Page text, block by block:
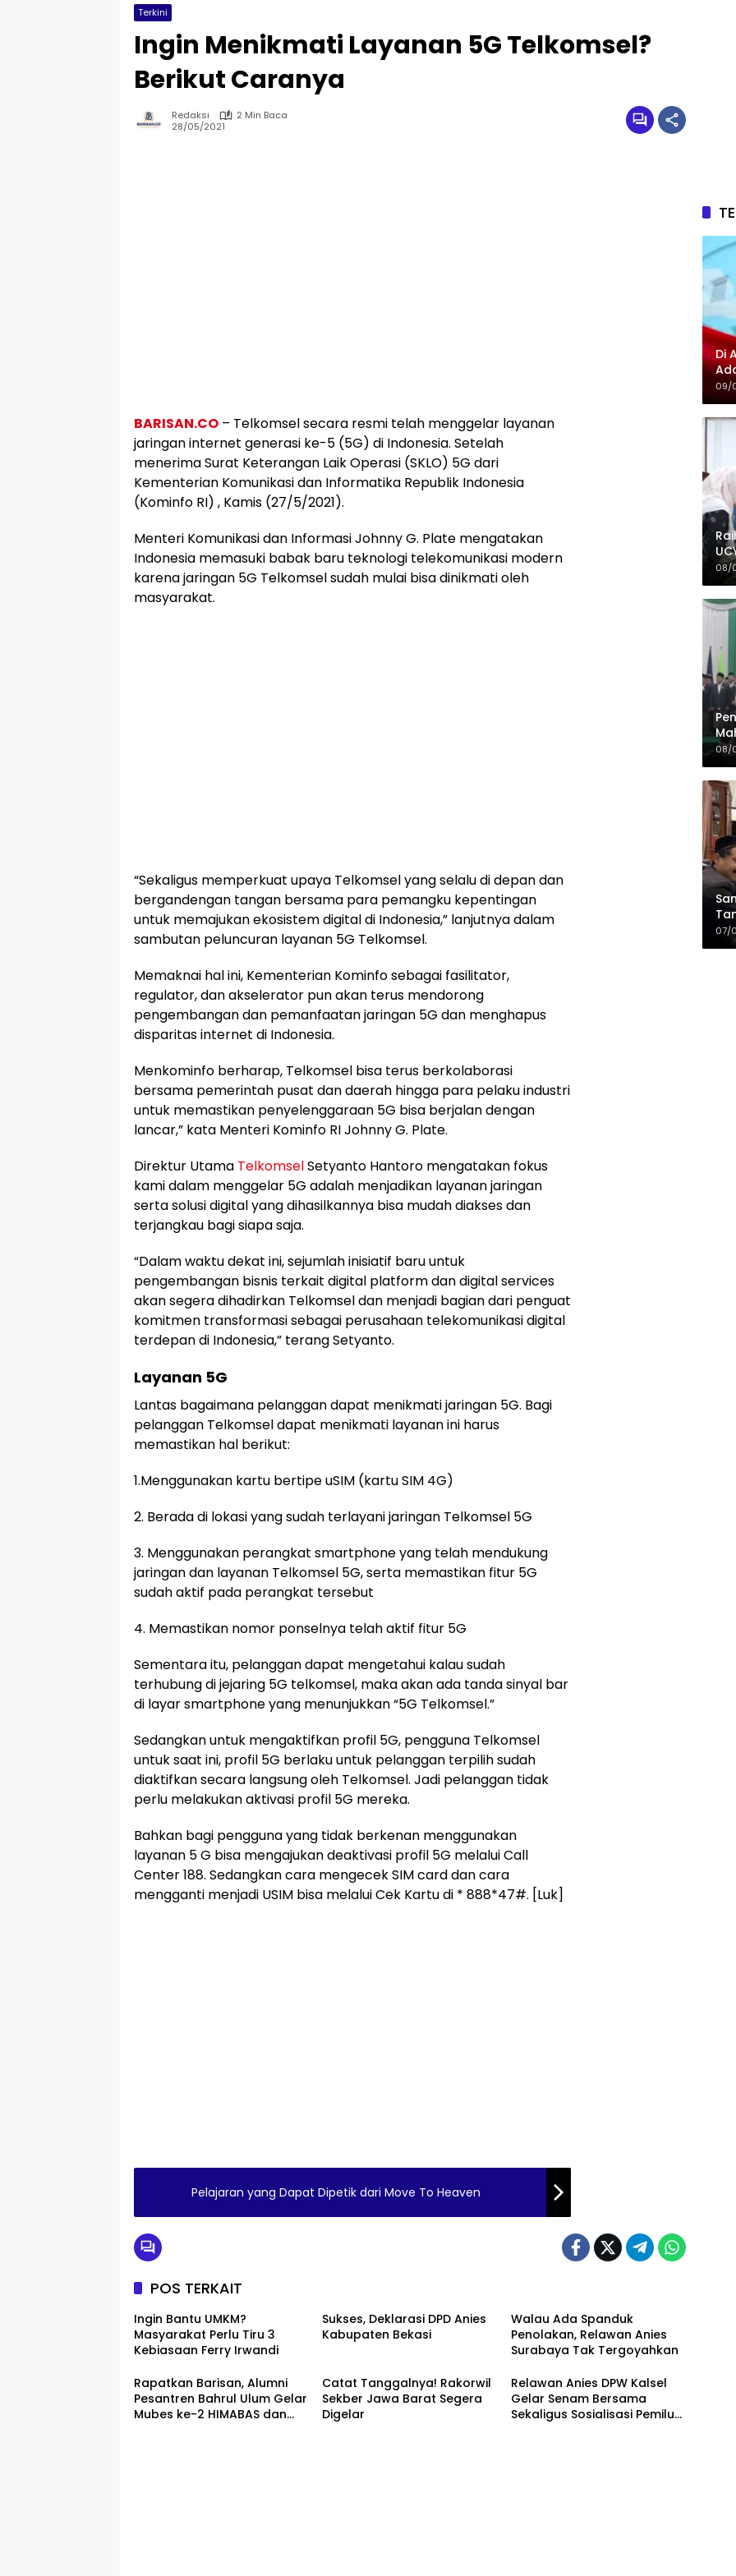
Terkini
Ingin Menikmati Layanan 5G Telkomsel?
Berikut Caranya
Redaksi
2 Min Baca
28/05/2021
BARISAN.CO – Telkomsel secara resmi telah menggelar layanan
jaringan internet generasi ke-5 (5G) di Indonesia. Setelah
menerima Surat Keterangan Laik Operasi (SKLO) 5G dari
Kementerian Komunikasi dan Informatika Republik Indonesia
(Kominfo RI) , Kamis (27/5/2021).
Menteri Komunikasi dan Informasi Johnny G. Plate mengatakan
Indonesia memasuki babak baru teknologi telekomunikasi modern
karena jaringan 5G Telkomsel sudah mulai bisa dinikmati oleh
masyarakat.
“Sekaligus memperkuat upaya Telkomsel yang selalu di depan dan
bergandengan tangan bersama para pemangku kepentingan
untuk memajukan ekosistem digital di Indonesia,” lanjutnya dalam
sambutan peluncuran layanan 5G Telkomsel.
Memaknai hal ini, Kementerian Kominfo sebagai fasilitator,
regulator, dan akselerator pun akan terus mendorong
pengembangan dan pemanfaatan jaringan 5G dan menghapus
disparitas internet di Indonesia.
Menkominfo berharap, Telkomsel bisa terus berkolaborasi
bersama pemerintah pusat dan daerah hingga para pelaku industri
untuk memastikan penyelenggaraan 5G bisa berjalan dengan
lancar,” kata Menteri Kominfo RI Johnny G. Plate.
Direktur Utama TelkomselSetyanto Hantoro mengatakan fokus
kami dalam menggelar 5G adalah menjadikan layanan jaringan
serta solusi digital yang dihasilkannya bisa mudah diakses dan
terjangkau bagi siapa saja.
“Dalam waktu dekat ini, sejumlah inisiatif baru untuk
pengembangan bisnis terkait digital platform dan digital services
akan segera dihadirkan Telkomsel dan menjadi bagian dari penguat
komitmen transformasi sebagai perusahaan telekomunikasi digital
terdepan di Indonesia,” terang Setyanto.
Layanan 5G
Lantas bagaimana pelanggan dapat menikmati jaringan 5G. Bagi
pelanggan Telkomsel dapat menikmati layanan ini harus
memastikan hal berikut:
1.Menggunakan kartu bertipe uSIM (kartu SIM 4G)
2. Berada di lokasi yang sudah terlayani jaringan Telkomsel 5G
3. Menggunakan perangkat smartphone yang telah mendukung
jaringan dan layanan Telkomsel 5G, serta memastikan fitur 5G
sudah aktif pada perangkat tersebut
4. Memastikan nomor ponselnya telah aktif fitur 5G
Sementara itu, pelanggan dapat mengetahui kalau sudah
terhubung di jejaring 5G telkomsel, maka akan ada tanda sinyal bar
di layar smartphone yang menunjukkan “5G Telkomsel.”
Sedangkan untuk mengaktifkan profil 5G, pengguna Telkomsel
untuk saat ini, profil 5G berlaku untuk pelanggan terpilih sudah
diaktifkan secara langsung oleh Telkomsel. Jadi pelanggan tidak
perlu melakukan aktivasi profil 5G mereka.
Bahkan bagi pengguna yang tidak berkenan menggunakan
layanan 5 G bisa mengajukan deaktivasi profil 5G melalui Call
Center 188. Sedangkan cara mengecek SIM card dan cara
mengganti menjadi USIM bisa melalui Cek Kartu di * 888*47#. [Luk]
Pelajaran yang Dapat Dipetik dari Move To Heaven
POS TERKAIT
Ingin Bantu UMKM?
Masyarakat Perlu Tiru 3
Kebiasaan Ferry Irwandi
Sukses, Deklarasi DPD Anies
Kabupaten Bekasi
Walau Ada Spanduk
Penolakan, Relawan Anies
Surabaya Tak Tergoyahkan
Rapatkan Barisan, Alumni
Pesantren Bahrul Ulum Gelar
Mubes ke-2 HIMABAS dan
Catat Tanggalnya! Rakorwil
Sekber Jawa Barat Segera
Digelar
Relawan Anies DPW Kalsel
Gelar Senam Bersama
Sekaligus Sosialisasi Pemilu
Di
09/
08/
08/
07/